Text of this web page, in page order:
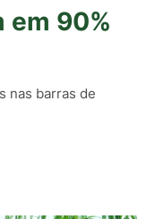
em 90%
nas barras de